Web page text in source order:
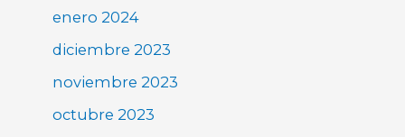
enero 2024
diciembre 2023
noviembre 2023
octubre 2023